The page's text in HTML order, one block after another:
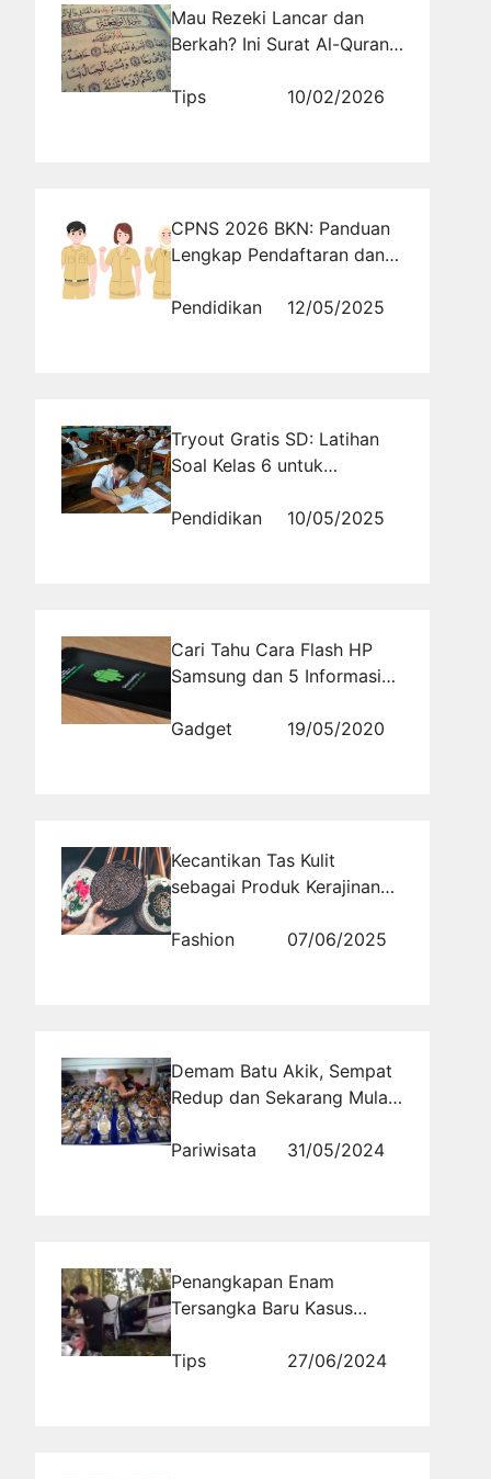
Mau Rezeki Lancar dan
Berkah? Ini Surat Al-Quran
Dibaca!
Tips 10/02/2026
CPNS 2026 BKN: Panduan
Lengkap Pendaftaran dan
Perlu Diperhatikan
Pendidikan 12/05/2025
Tryout Gratis SD: Latihan
Soal Kelas 6 untuk
Berstandar
Pendidikan 10/05/2025
Cari Tahu Cara Flash HP
Samsung dan 5 Informasi
Gadget
19/05/2020
Kecantikan Tas Kulit
sebagai Produk Kerajinan
Fashion
07/06/2025
Demam Batu Akik, Sempat
Redup dan Sekarang Mulai
Pariwisata
31/05/2024
Penangkapan Enam
Tersangka Baru Kasus
di Sukolilo Pati
Tips 27/06/2024